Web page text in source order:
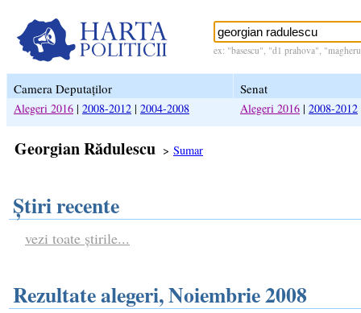
ex: "basescu", "d1 prahova",
Camera Deputaților Senat
Alegeri 2016 | 2008-2012 | 2004-2008 Alegeri 2016 | 2008-2012
Georgian Rădulescu > Sumar
Știri recente
vezi toate știrile...
Rezultate alegeri, Noiembrie 2008